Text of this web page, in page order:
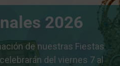
2026
de nuestras Fiestas
del viernes 7 al